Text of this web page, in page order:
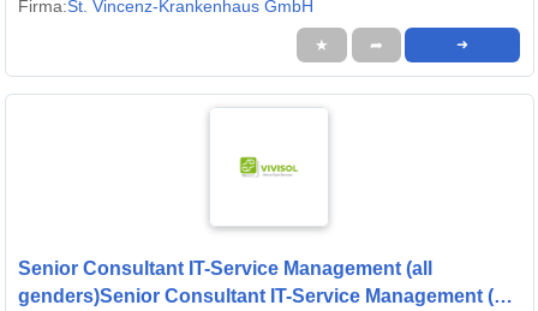
Firma:St. Vincenz-Krankenhaus GmbH
★ ➦ ➜
Senior Consultant IT-Service Management (all
genders)Senior Consultant IT-Service Management (all